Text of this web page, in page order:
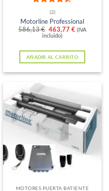
Valorado
con
4.5
de 5
(2)
Motorline Professional
586,13€ El
precio
era:
586,13 €.
463,77€El
es:
463,77 €.
(IVA
incluido)
AÑADIR AL CARRITO
MOTORES PUERTA BATIENTE